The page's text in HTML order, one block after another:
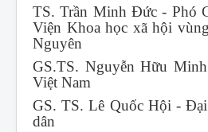
TS. Trần Minh Đức - Phó
Viện Khoa học xã hội
Nguyên
GS.TS. Nguyễn Hữu
Việt Nam
GS. TS. Lê Quốc Hội -
dân